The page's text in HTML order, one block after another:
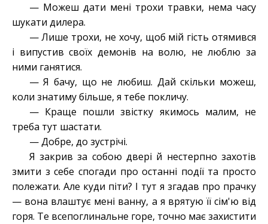
— Можеш дати мені трохи травки, нема часу
шукати дилера.
— Лише трохи, не хочу, щоб мій гість отямився
і випустив своїх демонів на волю, не люблю за
ними ганятися.
— Я бачу, що не любиш. Дай скільки можеш,
коли знатиму більше, я тебе покличу.
— Краще пошли звістку якимось малим, не
треба тут шастати.
— Добре, до зустрічі.
Я закрив за собою двері й нестерпно захотів
змити з себе спогади про останні події та просто
полежати. Але куди піти? І тут я згадав про прачку
— вона влаштує мені ванну, а я врятую її сім'ю від
горя. Те всепоглинальне горе, точно має захистити